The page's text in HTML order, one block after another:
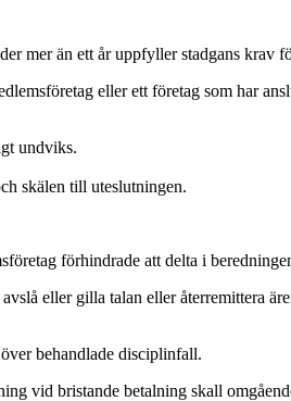
mer än ett år uppfyller stadgans krav
eller ett företag som har
undviks.
skälen till uteslutningen.
förhindrade att delta i
eller gilla talan eller återremittera
behandlade disciplinfall.
vid bristande betalning skall